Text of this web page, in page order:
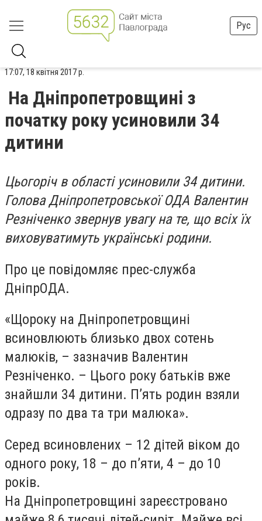
Рус
17:07, 18 квітня 2017 р.
На Дніпропетровщині з
початку року усиновили 34
дитини
Цьогоріч в області усиновили 34 дитини.
Голова Дніпропетровської ОДА Валентин
Резніченко звернув увагу на те, що всіх їх
виховуватимуть українські родини.
Про це повідомляє прес-служба
ДніпрОДА.
«Щороку на Дніпропетровщині
всиновлюють близько двох сотень
малюків, – зазначив Валентин
Резніченко. – Цього року батьків вже
знайшли 34 дитини. П’ять родин взяли
одразу по два та три малюка».
Серед всиновлених – 12 дітей віком до
одного року, 18 – до п’яти, 4 – до 10
років.
На Дніпропетровщині зареєстровано